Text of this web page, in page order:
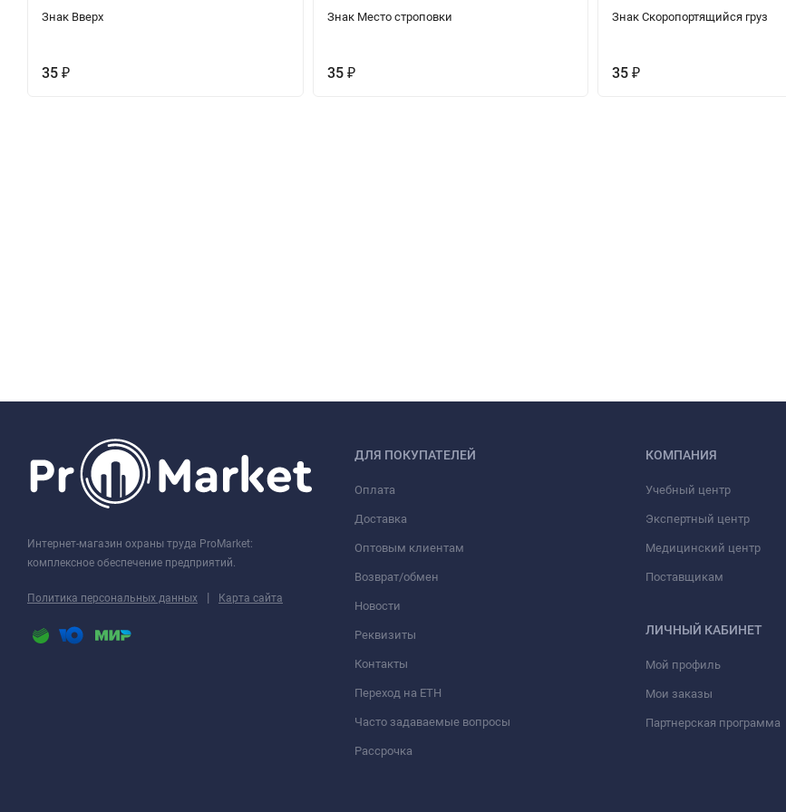
Знак Вверх
35 ₽
Знак Место строповки
35 ₽
Знак Скоропортящийся груз
35₽
Интернет-магазин охраны труда ProMarket:
комплексное обеспечение предприятий.
Политика персональных данных | Карта сайта
ДЛЯ ПОКУПАТЕЛЕЙ
Оплата
Доставка
Оптовым клиентам
Возврат/обмен
Новости
Реквизиты
Контакты
Переход на ЕТН
Часто задаваемые вопросы
Рассрочка
КОМПАНИЯ
Учебный центр
Экспертный центр
Медицинский центр
Поставщикам
ЛИЧНЫЙ КАБИНЕТ
Мой профиль
Мои заказы
Партнерская программа